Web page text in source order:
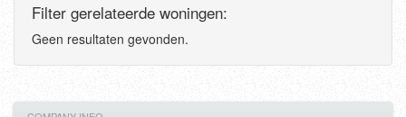
Filter gerelateerde woningen:
Geen resultaten gevonden.